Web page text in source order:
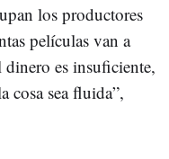
los productores
películas van a
dinero es insuficiente,
cosa sea fluida”,